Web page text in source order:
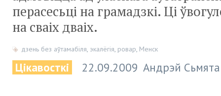
перасесьці на грамадзкі. Ці
на сваіх дваіх.
дзень без аўтамабіля, экалёгія, ровар, Менск
Цікавосткі 22.09.2009 Андрэй